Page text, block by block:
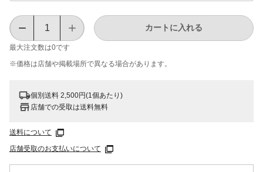
最大注文数は0です
カートに入れる
※価格は​店舗や​掲載場所で​異なる​場合が​あります。
個別送料 2,500円(1個あたり)
店舗での受取は送料無料
送料について
店舗受取のお支払いについて